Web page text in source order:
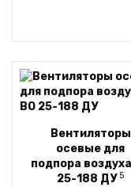
Вентиляторы
осевые для
подпора
25-188 ДУ5